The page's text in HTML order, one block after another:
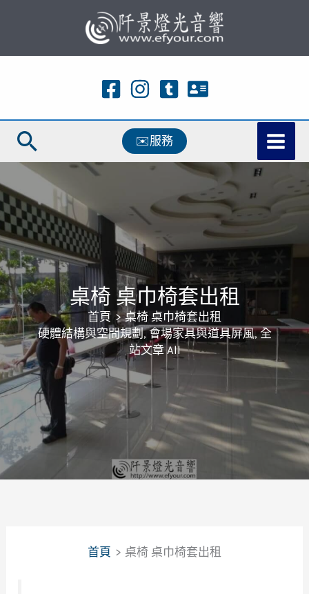
主
容
搜
尋
✉️服務
桌椅 桌巾椅套出租
首頁
桌椅 桌巾椅套出租
硬體結構與空間規劃,會場家具與道具屏風,全
站文章 All
首頁 桌椅 桌巾椅套出租